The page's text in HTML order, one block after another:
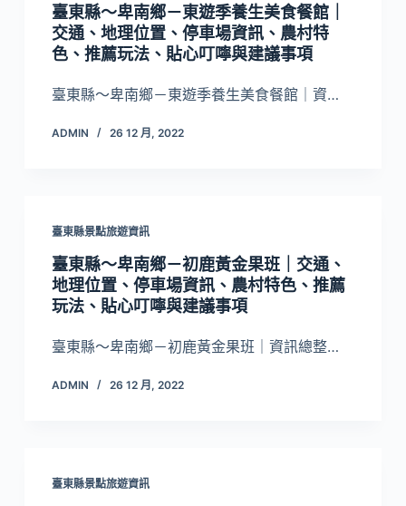
臺東縣～卑南鄉－東遊季養生美食餐館｜
交通、地理位置、停車場資訊、農村特
色、推薦玩法、貼心叮嚀與建議事項
臺東縣～卑南鄉－東遊季養生美食餐館｜資…
ADMIN 26 12 月, 2022
臺東縣景點旅遊資訊
臺東縣～卑南鄉－初鹿黃金果班｜交通、
地理位置、停車場資訊、農村特色、推薦
玩法、貼心叮嚀與建議事項
臺東縣～卑南鄉－初鹿黃金果班｜資訊總整…
ADMIN 26 12 月, 2022
臺東縣景點旅遊資訊